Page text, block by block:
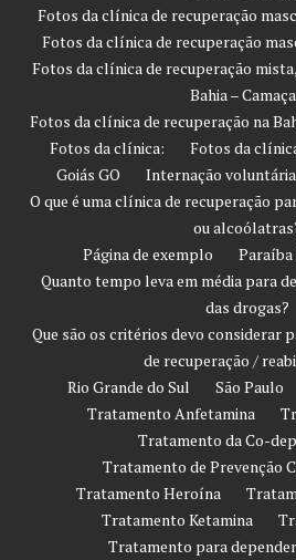
Fotos da clínica de recuperação
Fotos da clínica de recuperação
Fotos da clínica de recuperação
Bahia –
Fotos da clínica de recuperação na
Fotos da clínica:
Fotos da
Goiás GO
Internação voluntária
O que é uma clínica de recuperação
ou
Página de exemplo
Paraíba
Quanto tempo leva em média para
das drogas?
Que são os critérios devo considerar
de recuperação /
Rio Grande do Sul
São Paulo
Tratamento Anfetamina
Tratamento da Co-
Tratamento de Prevenção
Tratamento Heroína
Tratamento Ketamina
Tratamento para